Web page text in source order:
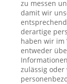
zu messen
damit wir
derartige
haben wir im
entweder
zulässig